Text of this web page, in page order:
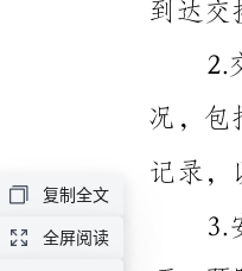
复制全文
全屏阅读